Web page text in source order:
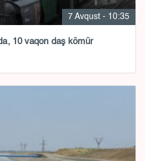
7 Avqust - 10:35
10 vaqon daş kömür